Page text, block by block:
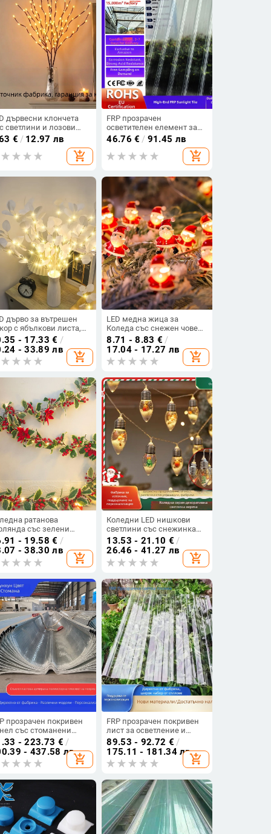
дървесни клончета
светлини и лозови
за спалня,
осветление,
захранване
€ / 12.97 лв
add_shopping_cart
FRP прозрачен
осветителен елемент за
навесен покрив —
антикорозионна,
дебелина 1,0–4,0 мм, по
46.76 € / 91.45 лв
add_shopping_cart
дърво за вътрешен
с ябълкови листа,
IP65,
захранване,
50000 ч
- 17.33 € /
- 33.89 лв
add_shopping_cart
LED медна жица за
Коледа със снежен човек,
елен и снежинка — 20 LED,
IP43, батерийно
захранване
8.71 - 8.83 € /
17.04 - 17.27 лв
add_shopping_cart
ратанова
със зелени
червени плодчета и
30 LED, дължина
м, захранвана с
- 19.58 € /
- 38.30 лв
add_shopping_cart
Коледни LED нишкови
светлини със снежинка
мотив, 10 светодиода,
3000K, IP43, 1000 lm,
батериен блок
13.53 - 21.10 € /
26.46 - 41.27 лв
add_shopping_cart
прозрачен покривен
със стоманени
огнеустойчив и с
и 820‑тип
плочи
- 223.73 € /
- 437.58 лв
add_shopping_cart
FRP прозрачен покривен
лист за осветление и
оранжерия, PC слънчева
дъска за покрив
89.53 - 92.72 € /
175.11 - 181.34 лв
add_shopping_cart